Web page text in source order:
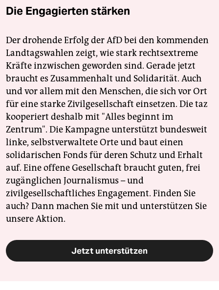
Die Engagierten stärken
Der drohende Erfolg der AfD bei den kommenden
Landtagswahlen zeigt, wie stark rechtsextreme
Kräfte inzwischen geworden sind. Gerade jetzt
braucht es Zusammenhalt und Solidarität. Auch
und vor allem mit den Menschen, die sich vor Ort
für eine starke Zivilgesellschaft einsetzen. Die taz
kooperiert deshalb mit "Alles beginnt im
Zentrum". Die Kampagne unterstützt bundesweit
linke, selbstverwaltete Orte und baut einen
solidarischen Fonds für deren Schutz und Erhalt
auf. Eine offene Gesellschaft braucht guten, frei
zugänglichen Journalismus – und
zivilgesellschaftliches Engagement. Finden Sie
auch? Dann machen Sie mit und unterstützen Sie
unsere Aktion.
Jetzt unterstützen